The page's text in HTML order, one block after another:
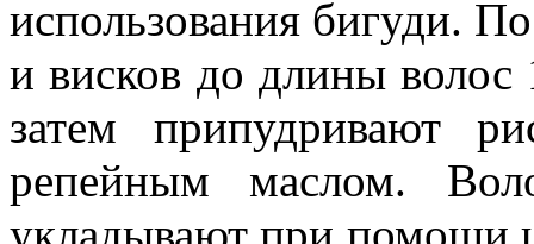
использования бигуди.
и висков до длины
затем припудривают
репейным маслом.
укладывают при помощи